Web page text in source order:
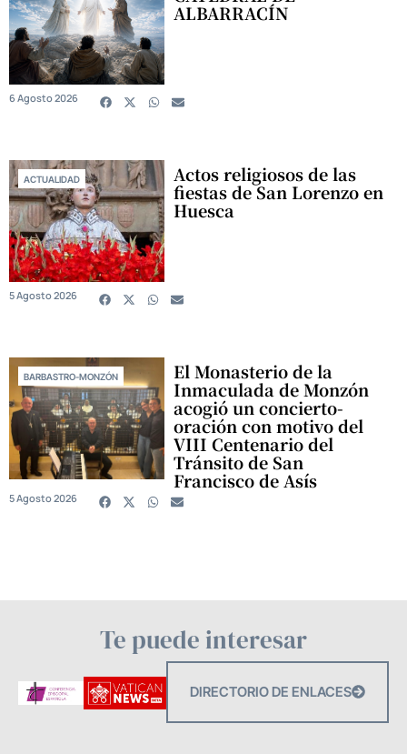
ALBARRACÍN
6 Agosto 2026
ACTUALIDAD Actos religiosos de las
fiestas de San Lorenzo en
Huesca
5 Agosto 2026
BARBASTRO-MONZÓN El Monasterio de la
Inmaculada de Monzón
acogió un concierto-
oración con motivo del
VIII Centenario del
Tránsito de San
Francisco de Asís
5 Agosto 2026
Te puede interesar
DIRECTORIO DE ENLACES